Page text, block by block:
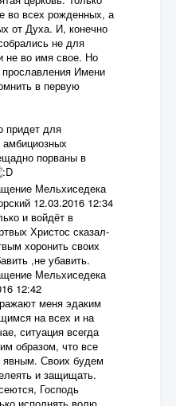
во всех рожденных, а
от Духа. И, конечно
не для
не во имя свое. Но
Имени
в первую
придет для
порваны в
Мельхиседека
12.03.2016 12:34
и войдёт в
Христос сказал-
хоронить своих
,не убавить.
Мельхиседека
12:42
меня эдаким
на всех и на
ситуация всегда
образом, что все
явным. Своих будем
и защищать.
Господь